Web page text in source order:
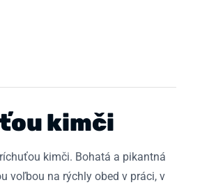
kimči
kimči. Bohatá a pikantná
voľbou na rýchly obed v práci, v